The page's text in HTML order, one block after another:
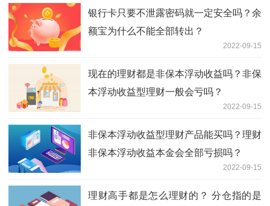
银行卡只要不泄露密码就一定安全吗？余
额宝为什么不能全部转出？
2022-09-15
现在的理财都是非保本浮动收益吗？非保
本浮动收益型理财一般会亏吗？
2022-09-15
非保本浮动收益型理财产品能买吗？理财
非保本浮动收益本金会全部亏损吗？
2022-09-15
理财高手都是怎么理财的？ 分仓指的是